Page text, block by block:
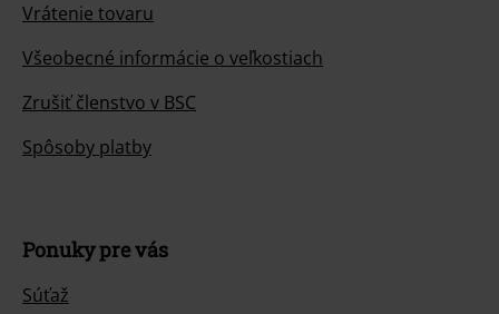
Vrátenie tovaru
Všeobecné informácie o veľkostiach
Zrušiť členstvo v BSC
Spôsoby platby
Ponuky pre vás
Súťaž